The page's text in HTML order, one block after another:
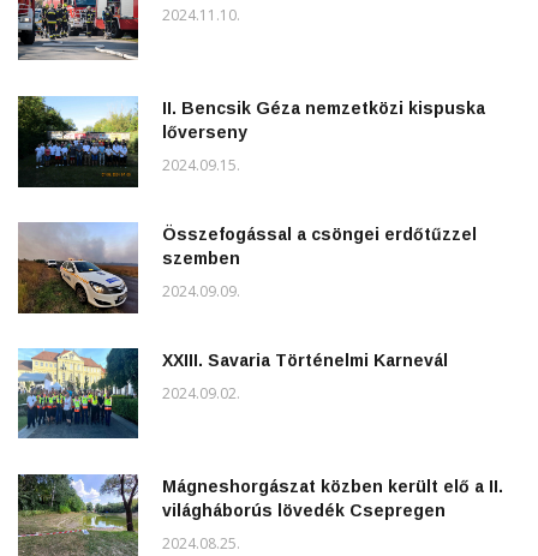
2024.11.10.
II. Bencsik Géza nemzetközi kispuska
lőverseny
2024.09.15.
Összefogással a csöngei erdőtűzzel
szemben
2024.09.09.
XXIII. Savaria Történelmi Karnevál
2024.09.02.
Mágneshorgászat közben került elő a II.
világháborús lövedék Csepregen
2024.08.25.